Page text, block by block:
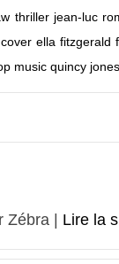
thriller jean-luc
cover ella fitzgerald
music quincy jones
Zébra | Lire la